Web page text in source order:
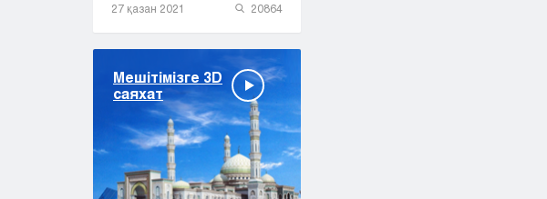
27 қазан 2021 20864
Мешітімізге 3D
саяхат